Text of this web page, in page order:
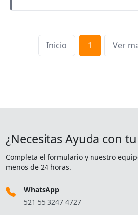
Inicio 1 Ver
¿Necesitas Ayuda con
Completa el formulario y nuestro
menos de 24 horas.
WhatsApp
521 55 3247 4727